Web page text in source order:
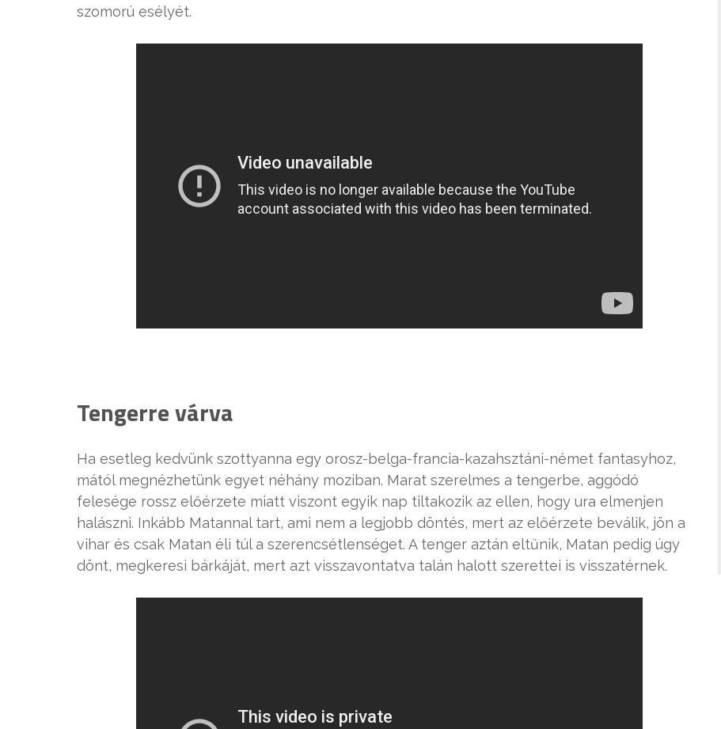
szomorú esélyét.
Tengerre várva
Ha esetleg kedvünk szottyanna egy orosz-belga-francia-kazahsztáni-német fantasyhoz,
mától megnézhetünk egyet néhány moziban. Marat szerelmes a tengerbe, aggódó
felesége rossz előérzete miatt viszont egyik nap tiltakozik az ellen, hogy ura elmenjen
halászni. Inkább Matannal tart, ami nem a legjobb döntés, mert az előérzete beválik, jön a
vihar és csak Matan éli túl a szerencsétlenséget. A tenger aztán eltűnik, Matan pedig úgy
dönt, megkeresi bárkáját, mert azt visszavontatva talán halott szerettei is visszatérnek.